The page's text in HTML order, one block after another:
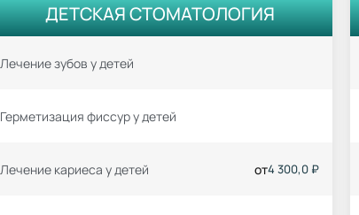
ДЕТСКАЯ СТОМАТОЛОГИЯ
Лечение зубов у детей
Герметизация фиссур у детей
Лечение кариеса у детей от4 300,0 ₽